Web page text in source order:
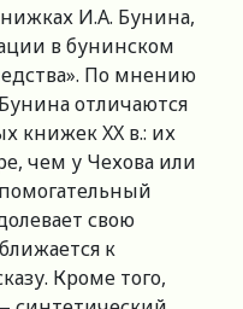
И.А. Бунина,
в бунинском
По мнению
отличаются
книжек XX в.: их
чем у Чехова или
свою
к
Кроме того,